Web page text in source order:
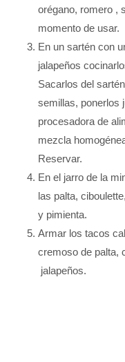
orégano, romero ,
momento de usar.
En un sartén con
jalapeños
Sacarlos del
semillas, ponerlos
procesadora de
mezcla
Reservar.
En el jarro de la
las palta,
y pimienta.
Armar los tacos
cremoso de palta,
jalapeños.